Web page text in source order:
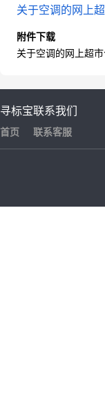
关于空调的网上
附件下载
关于空调的网上超市
寻标宝
首页
联系我们
联系客服